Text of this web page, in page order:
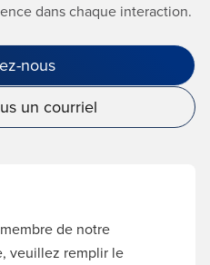
dans chaque interaction.
nous
un courriel
de notre
veuillez remplir le